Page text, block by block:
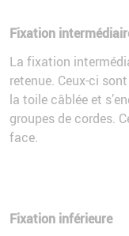
Fixation
La fixation
retenue. Ceux-ci
la toile câblée et
groupes de cordes.
face.
Fixation inférieure